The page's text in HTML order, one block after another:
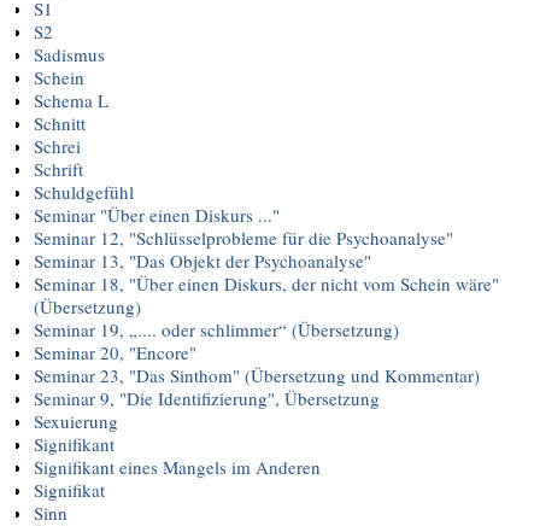
S1
S2
Sadismus
Schein
Schema L
Schnitt
Schrei
Schrift
Schuldgefühl
Seminar "Über einen Diskurs ..."
Seminar 12, "Schlüsselprobleme für die Psychoanalyse"
Seminar 13, "Das Objekt der Psychoanalyse"
Seminar 18, "Über einen Diskurs, der nicht vom Schein wäre"
(Übersetzung)
Seminar 19, „.... oder schlimmer“ (Übersetzung)
Seminar 20, "Encore"
Seminar 23, "Das Sinthom" (Übersetzung und Kommentar)
Seminar 9, "Die Identifizierung", Übersetzung
Sexuierung
Signifikant
Signifikant eines Mangels im Anderen
Signifikat
Sinn